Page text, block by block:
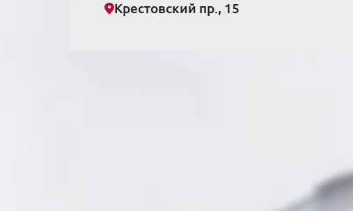
Крестовский пр., 15